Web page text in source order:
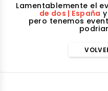
Lamentablemente el
de dos | España
pero tenemos